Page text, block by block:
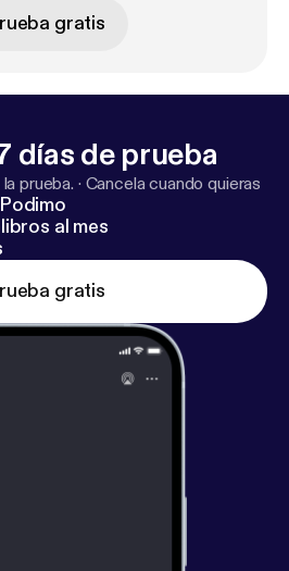
gratis
días de prueba
prueba. · Cancela cuando quieras
al mes
gratis